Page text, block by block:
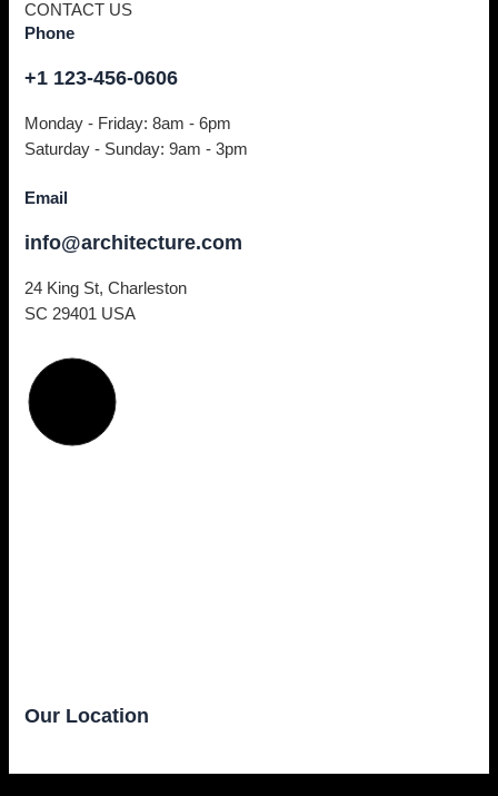
CONTACT US
Phone
+1 123-456-0606
Monday - Friday: 8am - 6pm
Saturday - Sunday: 9am - 3pm
Email
info@architecture.com
24 King St, Charleston
SC 29401 USA
Our Location